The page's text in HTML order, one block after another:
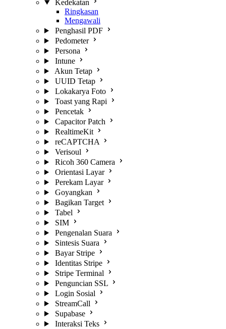
Kedekatan
Ringkasan
Mengawali
Penghasil PDF
Pedometer
Persona
Intune
Akun Tetap
UUID Tetap
Lokakarya Foto
Toast yang Rapi
Pencetak
Capacitor Patch
RealtimeKit
reCAPTCHA
Verisoul
Ricoh 360 Camera
Orientasi Layar
Perekam Layar
Goyangkan
Bagikan Target
Tabel
SIM
Pengenalan Suara
Sintesis Suara
Bayar Stripe
Identitas Stripe
Stripe Terminal
Penguncian SSL
Login Sosial
StreamCall
Supabase
Interaksi Teks